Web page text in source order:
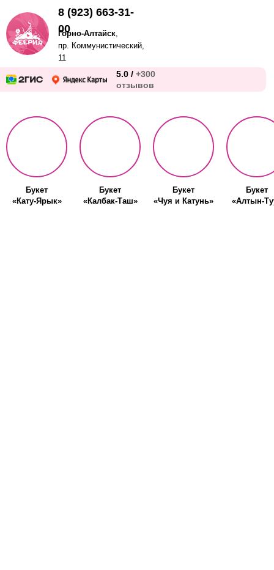
5.0 / +300
отзывов
Горно-Алтайск,
пр. Коммунистический,
11
8 (923) 663-31-
00
Букет
«Кату-Ярык»
Букет
«Калбак-Таш»
Букет
«Чуя и Катунь»
Букет
«Алтын-